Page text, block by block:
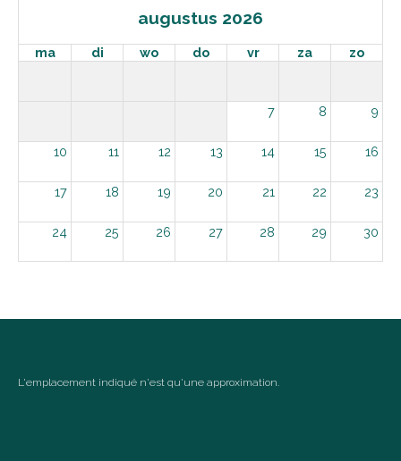
augustus 2026
ma di wo do vr za zo
7 8 9
10 11 12 13 14 15 16
17 18 19 20 21 22 23
24 25 26 27 28 29 30
1
2 3 4
L'emplacement indiqué n'est qu'une approximation.